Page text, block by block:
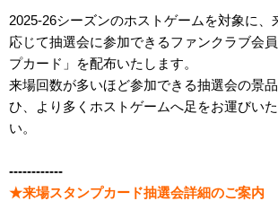
2025-26シーズンのホストゲームを対象に、
応じて抽選会に参加できるファンクラブ会
プカード」を配布いたします。
来場回数が多いほど参加できる抽選会の景
ひ、より多くホストゲームへ足をお運びい
い。
------------
★来場スタンプカード抽選会詳細のご案内